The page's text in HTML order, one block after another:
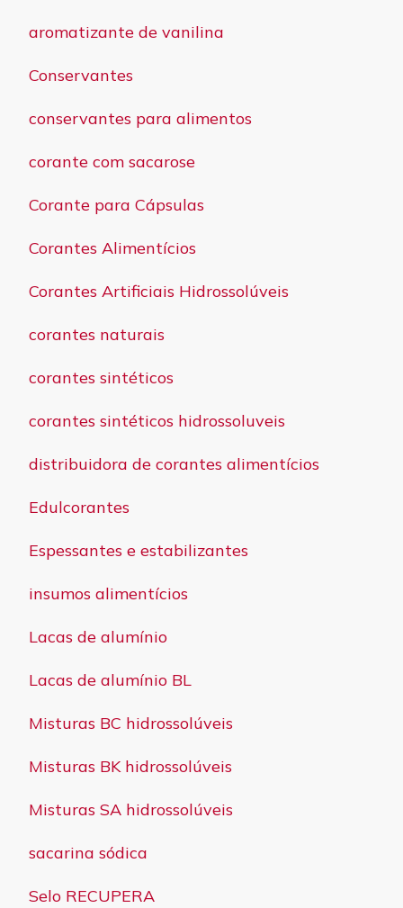
aromatizante de vanilina
Conservantes
conservantes para alimentos
corante com sacarose
Corante para Cápsulas
Corantes Alimentícios
Corantes Artificiais Hidrossolúveis
corantes naturais
corantes sintéticos
corantes sintéticos hidrossoluveis
distribuidora de corantes alimentícios
Edulcorantes
Espessantes e estabilizantes
insumos alimentícios
Lacas de alumínio
Lacas de alumínio BL
Misturas BC hidrossolúveis
Misturas BK hidrossolúveis
Misturas SA hidrossolúveis
sacarina sódica
Selo RECUPERA